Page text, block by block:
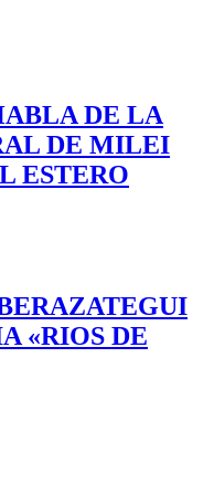
DE LA
DE MILEI
ESTERO
«RIOS DE